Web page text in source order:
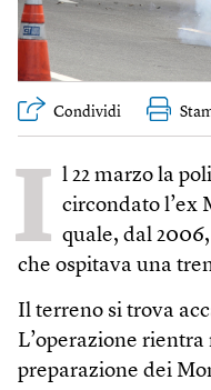
Condividi
I l 22 marzo la
circondato l’ex
quale, dal
che ospitava una
Il terreno si trova
L’operazione
preparazione dei